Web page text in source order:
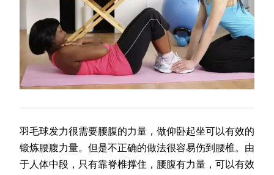
羽毛球发力很需要腰腹的力量，做仰卧起坐可以有效的
锻炼腰腹力量。但是不正确的做法很容易伤到腰椎。由
于人体中段，只有靠脊椎撑住，腰腹有力量，可以有效